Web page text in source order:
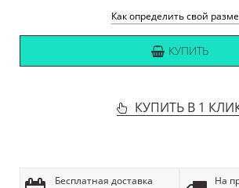
Как определить свой
КУПИТЬ
КУПИТЬ В 1
Бесплатная доставка
На